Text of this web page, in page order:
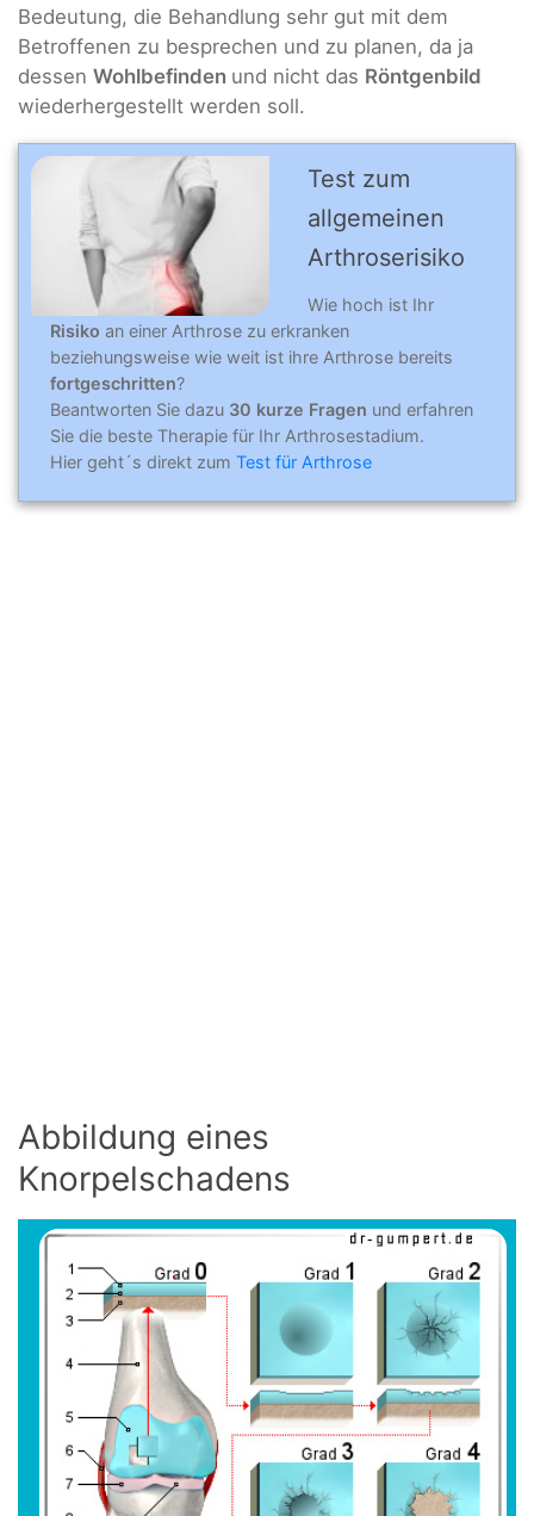
Bedeutung, die Behandlung sehr gut mit dem
Betroffenen zu besprechen und zu planen, da ja
dessen Wohlbefinden und nicht das Röntgenbild
wiederhergestellt werden soll.
Test zum
allgemeinen
Arthro­se­risi­ko
Wie hoch ist Ihr
Risiko an einer Arthrose zu erkranken
beziehungsweise wie weit ist ihre Arthrose bereits
fortgeschritten?
Beantworten Sie dazu 30 kurze Fragen und erfahren
Sie die beste Therapie für Ihr Arthrosestadium.
Hier geht´s direkt zum Test für Arthrose
Abbildung eines
Knorpelschadens